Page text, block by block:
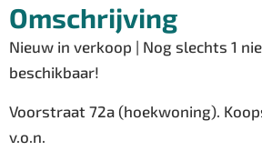
Omschrijving
Nieuw in verkoop | Nog slechts 1
beschikbaar!
Voorstraat 72a (hoekwoning).
v.o.n.